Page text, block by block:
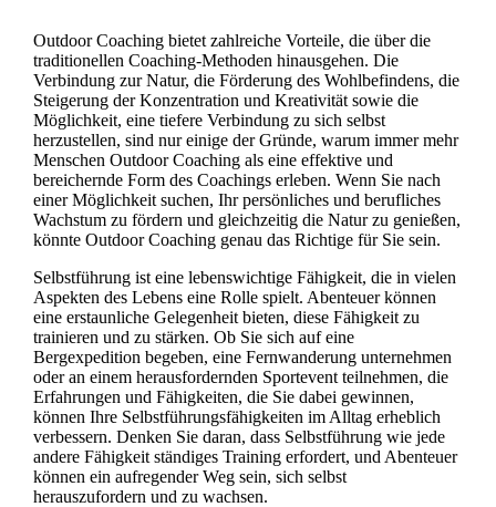
Outdoor Coaching bietet zahlreiche Vorteile, die über die
traditionellen Coaching-Methoden hinausgehen. Die
Verbindung zur Natur, die Förderung des Wohlbefindens, die
Steigerung der Konzentration und Kreativität sowie die
Möglichkeit, eine tiefere Verbindung zu sich selbst
herzustellen, sind nur einige der Gründe, warum immer mehr
Menschen Outdoor Coaching als eine effektive und
bereichernde Form des Coachings erleben. Wenn Sie nach
einer Möglichkeit suchen, Ihr persönliches und berufliches
Wachstum zu fördern und gleichzeitig die Natur zu genießen,
könnte Outdoor Coaching genau das Richtige für Sie sein.
Selbstführung ist eine lebenswichtige Fähigkeit, die in vielen
Aspekten des Lebens eine Rolle spielt. Abenteuer können
eine erstaunliche Gelegenheit bieten, diese Fähigkeit zu
trainieren und zu stärken. Ob Sie sich auf eine
Bergexpedition begeben, eine Fernwanderung unternehmen
oder an einem herausfordernden Sportevent teilnehmen, die
Erfahrungen und Fähigkeiten, die Sie dabei gewinnen,
können Ihre Selbstführungsfähigkeiten im Alltag erheblich
verbessern. Denken Sie daran, dass Selbstführung wie jede
andere Fähigkeit ständiges Training erfordert, und Abenteuer
können ein aufregender Weg sein, sich selbst
herauszufordern und zu wachsen.